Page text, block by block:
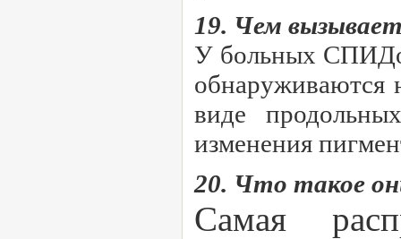
19. Чем
У больных
обнаруживаются
виде
изменения
20. Что такое
Самая